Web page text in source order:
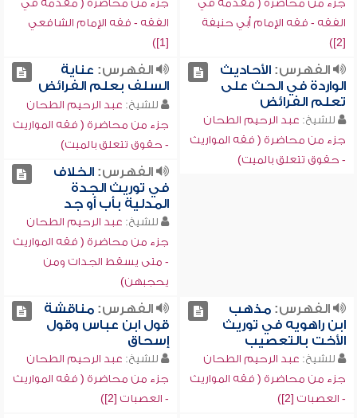
جزء من محاضرة ( مقدمة في
الفقه - فقه الإمام أبي حنيفة
[2])
جزء من محاضرة ( مقدمة في
الفقه - فقه الإمام الشافعي
[1])
الفهرس:الأحاديث
الواردة في الحث على
تعلم الفرائض
للشيخ: عبد الرحيم الطحان
جزء من محاضرة ( فقه المواريث
- حقوق تتعلق بالميت)
الفهرس: عناية
السلف بعلم الفرائض
للشيخ: عبد الرحيم الطحان
جزء من محاضرة ( فقه المواريث
- حقوق تتعلق بالميت)
الفهرس:الخلاف
في توريث الجدة
المدلية بأب أو جد
للشيخ: عبد الرحيم الطحان
جزء من محاضرة ( فقه المواريث
- متى يسقط الجدات ومن
يحجبهن)
الفهرس:مذهب
ابن راهويه في توريث
الأخت بالتعصيب
للشيخ: عبد الرحيم الطحان
جزء من محاضرة ( فقه المواريث
- العصبات [2])
الفهرس:مناقشة
قول ابن عباس وقول
إسحاق
للشيخ: عبد الرحيم الطحان
جزء من محاضرة ( فقه المواريث
- العصبات [2])